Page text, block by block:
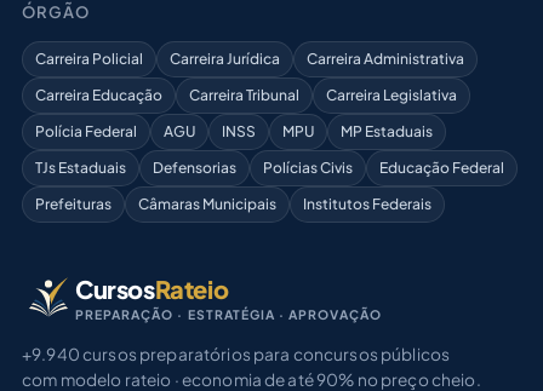
ÓRGÃO
Carreira Policial Carreira Jurídica
Carreira Administrativa
Carreira Educação
Carreira Tribunal
Carreira Legislativa
Polícia Federal
AGU INSS MPU
MP Estaduais
TJs Estaduais
Defensorias Polícias Civis
Educação Federal
Prefeituras
Câmaras Municipais Institutos Federais
CursosRateio
PREPARAÇÃO · ESTRATÉGIA · APROVAÇÃO
+9.940 cursos preparatórios para concursos públicos
com modelo rateio · economia de até 90% no preço cheio.